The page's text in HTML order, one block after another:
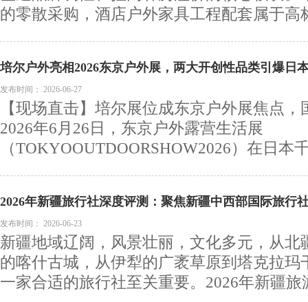
的零散采购，酒店户外家具工程配套属于高
培尔户外亮相2026东京户外展，两大开创性品类引爆日
发布时间： 2026-06-27
【现场直击】培尔展位成东京户外展焦点
2026年6月26日，东京户外露营生活展
（TOKYOOUTDOORSHOW2026）在日本
2026年新疆旅行社深度评测：聚焦新疆中西部国际旅行
发布时间： 2026-06-23
新疆地域辽阔，风景壮丽，文化多元，从北
的喀什古城，从伊犁的广袤草原到塔克拉玛
一家合适的旅行社至关重要。2026年新疆旅